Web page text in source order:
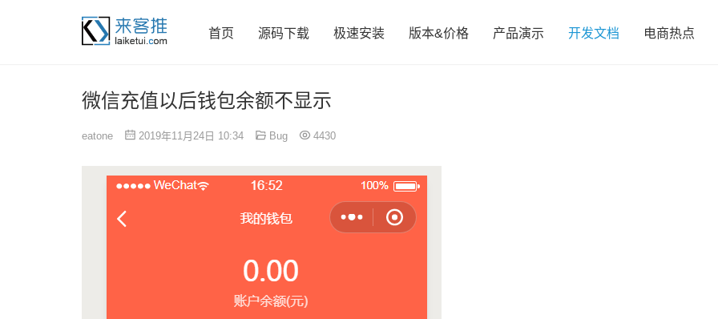
首页 源码下载 极速安装 版本&价格 产品演示 开发文档 电商热点
微信充值以后钱包余额不显示
eatone 2019年11月24日 10:34 Bug 4430